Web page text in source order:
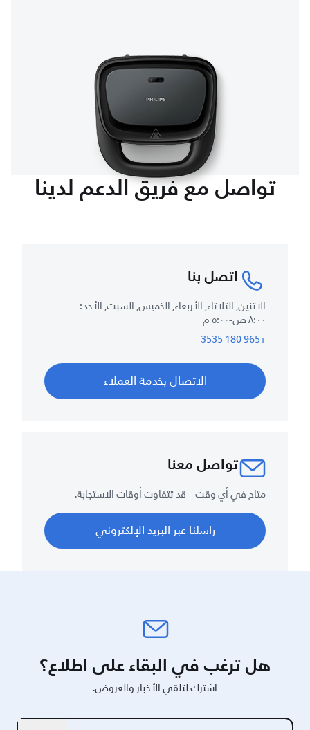
تواصل مع فريق الدعم لدينا
اتصل بنا
الاثنين, الثلاثاء, الأربعاء, الخميس, السبت, الأحد :
٨:٠٠ ص-٥:٠٠ م
+965 180 3535
الاتصال بخدمة العملاء
تواصل معنا
متاح في أي وقت – قد تتفاوت أوقات الاستجابة.
راسلنا عبر البريد الإلكتروني
هل ترغب في البقاء على اطلاع؟
اشترك لتلقي الأخبار والعروض.